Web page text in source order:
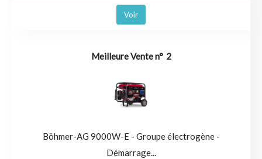
Voir
2
Böhmer-AG 9000W-E - Groupe électrogène -
Démarrage...